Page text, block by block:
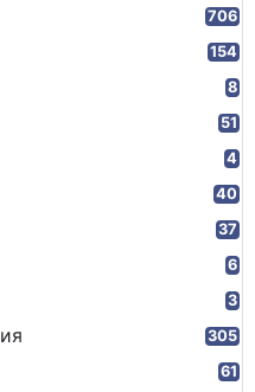
706
154
8
51
4
40
37
6
3
305
61